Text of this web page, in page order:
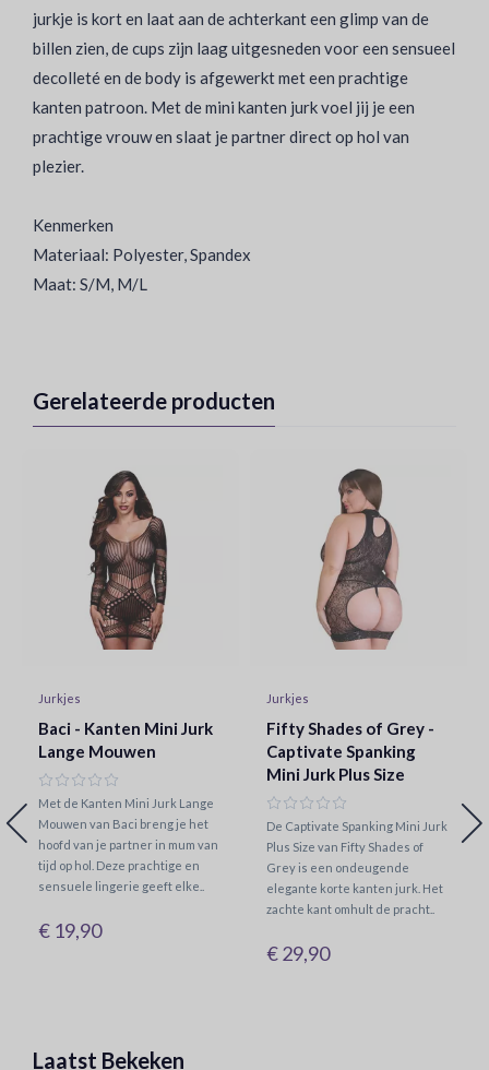
jurkje is kort en laat aan de achterkant een glimp van de
billen zien, de cups zijn laag uitgesneden voor een sensueel
decolleté en de body is afgewerkt met een prachtige
kanten patroon. Met de mini kanten jurk voel jij je een
prachtige vrouw en slaat je partner direct op hol van
plezier.
Kenmerken
Materiaal: Polyester, Spandex
Maat: S/M, M/L
Gerelateerde producten
Jurkjes
Baci - Kanten Mini Jurk
Lange Mouwen
Met de Kanten Mini Jurk Lange
Mouwen van Baci breng je het
hoofd van je partner in mum van
tijd op hol. Deze prachtige en
sensuele lingerie geeft elke..
€ 19,90
Jurkjes
Fifty Shades of Grey -
Captivate Spanking
Mini Jurk Plus Size
De Captivate Spanking Mini Jurk
Plus Size van Fifty Shades of
Grey is een ondeugende
elegante korte kanten jurk. Het
zachte kant omhult de pracht..
€ 29,90
Laatst Bekeken